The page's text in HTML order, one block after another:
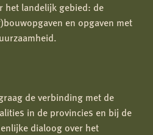
het landelijk gebied: de
en opgaven met
de verbinding met de
in de provincies en bij de
dialoog over het